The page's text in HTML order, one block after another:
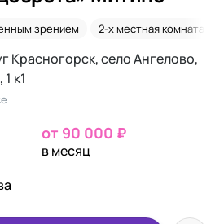
зрением 2-х местная комната
Красногорск, село Ангелово,
к1
от 90 000 ₽
в месяц